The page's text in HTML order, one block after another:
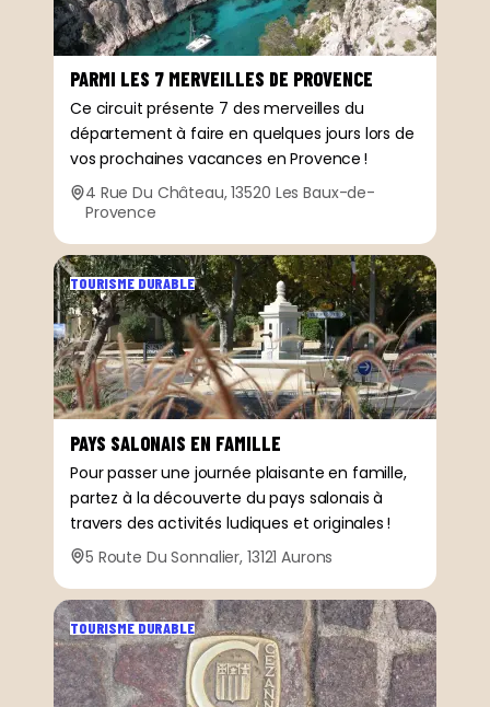
PARMI LES 7 MERVEILLES DE PROVENCE
Ce circuit présente 7 des merveilles du
département à faire en quelques jours lors de
vos prochaines vacances en Provence !
4 Rue Du Château, 13520 Les Baux-de-
Provence
PAYS SALONAIS EN FAMILLE
TOURISME DURABLE
Pour passer une journée plaisante en famille,
partez à la découverte du pays salonais à
travers des activités ludiques et originales !
5 Route Du Sonnalier, 13121 Aurons
TOURISME DURABLE